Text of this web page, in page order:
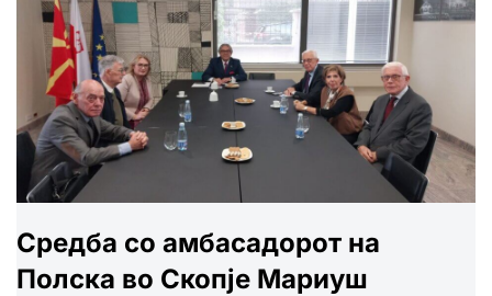
Средба со амбасадорот на
Полска во Скопје Мариуш